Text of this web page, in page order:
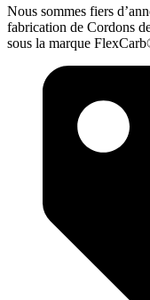
Nous sommes fiers
fabrication de Cordons
sous la marque